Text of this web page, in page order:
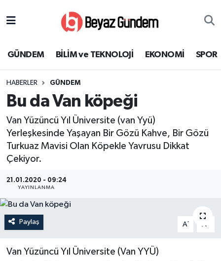
GÜNDEM BİLİM ve TEKNOLOJİ EKONOMİ SPOR
HABERLER GÜNDEM
Bu da Van köpeği
Van Yüzüncü Yıl Üniversite (van Yyü)
Yerleşkesinde Yaşayan Bir Gözü Kahve, Bir Gözü
Turkuaz Mavisi Olan Köpekle Yavrusu Dikkat
Çekiyor.
21.01.2020 - 09:24
YAYINLANMA
Paylaş A- A
Van Yüzüncü Yıl Üniversite (Van YYÜ)
EKONOMİ
SAĞLIK
EĞİTİM
KÜLTÜR SANAT
MAGAZİN
Süper Lig Puan Durumu ve Fikstür
Tüm Manşetler
Son Dakika Haberleri
Haber Arşivi